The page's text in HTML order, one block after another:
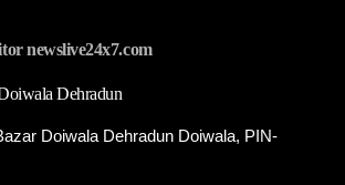
newslive24x7.com
Dehradun
Doiwala Dehradun Doiwala, PIN-